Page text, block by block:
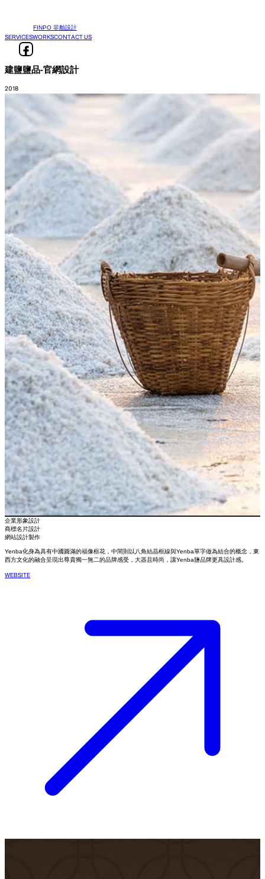
FINPO 菲舶設計
SERVICESWORKSCONTACT US
建鹽鹽品-官網設計
2018
企業形象設計
商標名片設計
網站設計製作
Yenba化身為具有中國圓滿的福像框花，中間則以八角結晶框線與Yenba單字做為結合的概念，東
西方文化的融合呈現出尊貴獨一無二的品牌感受，大器且時尚，讓Yenba鹽品牌更具設計感。
WEBSITE